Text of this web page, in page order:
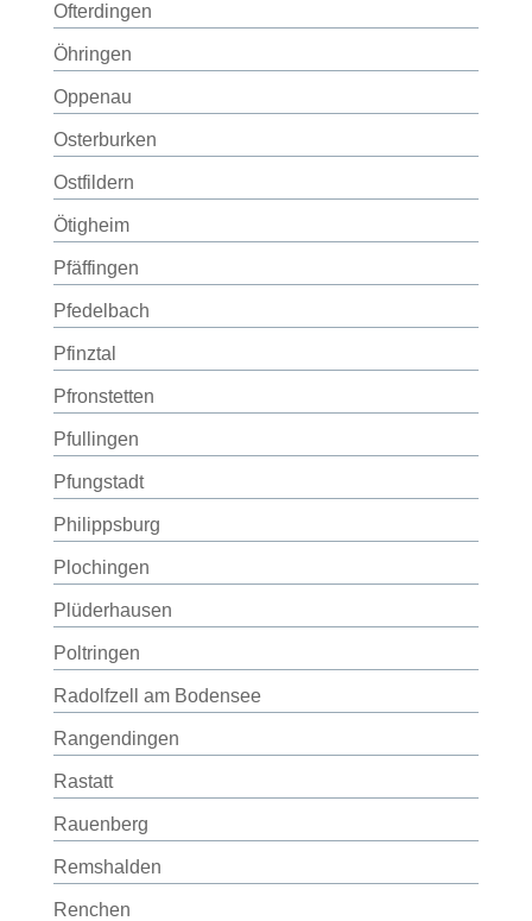
Ofterdingen
Öhringen
Oppenau
Osterburken
Ostfildern
Ötigheim
Pfäffingen
Pfedelbach
Pfinztal
Pfronstetten
Pfullingen
Pfungstadt
Philippsburg
Plochingen
Plüderhausen
Poltringen
Radolfzell am Bodensee
Rangendingen
Rastatt
Rauenberg
Remshalden
Renchen